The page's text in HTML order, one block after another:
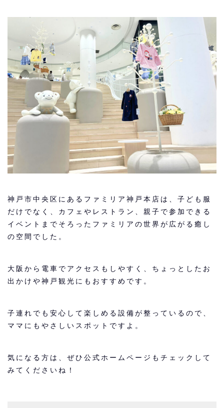
神戸市中央区にあるファミリア神戸本店は、子ども服
だけでなく、カフェやレストラン、親子で参加できる
イベントまでそろったファミリアの世界が広がる癒し
の空間でした。
大阪から電車でアクセスもしやすく、ちょっとしたお
出かけや神戸観光にもおすすめです。
子連れでも安心して楽しめる設備が整っているので、
ママにもやさしいスポットですよ。
気になる方は、ぜひ公式ホームページもチェックして
みてくださいね！